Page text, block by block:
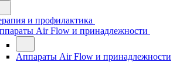
и профилактика
Air Flow и принадлежности
Аппараты Air Flow и принадлежности